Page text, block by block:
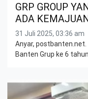
GRP GROUP
ADA
31 Juli 2025, 03:36 am
Anyar, postbanten.net.
Banten Grup ke 6